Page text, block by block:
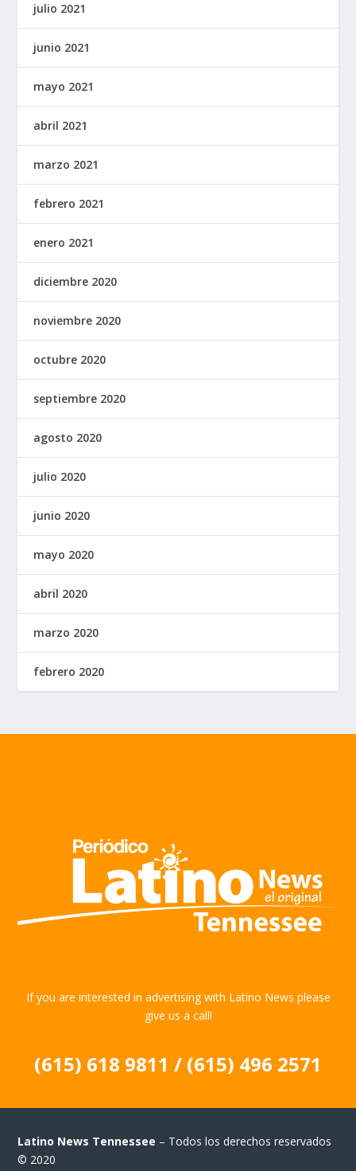
julio 2021
junio 2021
mayo 2021
abril 2021
marzo 2021
febrero 2021
enero 2021
diciembre 2020
noviembre 2020
octubre 2020
septiembre 2020
agosto 2020
julio 2020
junio 2020
mayo 2020
abril 2020
marzo 2020
febrero 2020
If you are interested in advertising with Latino News please
give us a call!
(615) 618 9811 / (615) 496 2571
Latino News Tennessee – Todos los derechos reservados
© 2020